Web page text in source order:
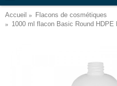
Accueil
Flacons de cosmétiques
1000 ml flacon Basic Round HDPE